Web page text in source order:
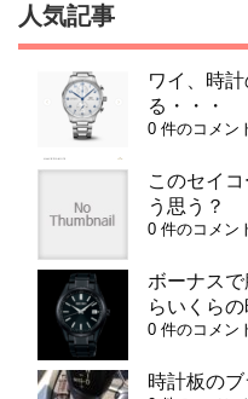
人気記事
ワイ、時
る・・・
0 件のコメン
このセイ
う思う？
0 件のコメン
ボーナス
らいくら
0 件のコメン
時計板の